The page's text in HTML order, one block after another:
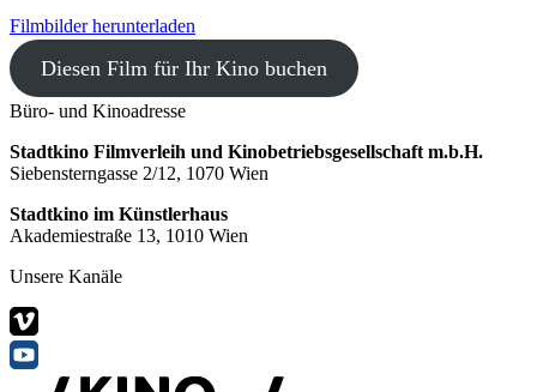
Filmbilder herunterladen
Diesen Film für Ihr Kino buchen
Büro- und Kinoadresse
Stadtkino Filmverleih und Kinobetriebsgesellschaft m.b.H.
Siebensterngasse 2/12, 1070 Wien
Stadtkino im Künstlerhaus
Akademiestraße 13, 1010 Wien
Unsere Kanäle